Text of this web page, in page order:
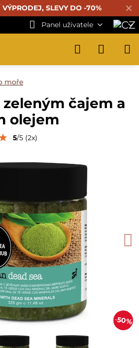
✕
VÝPRODEJ, SLEVY DO -70%
Panel uživatele
50%
moře
čajem a
olejem
5/5 (2x)